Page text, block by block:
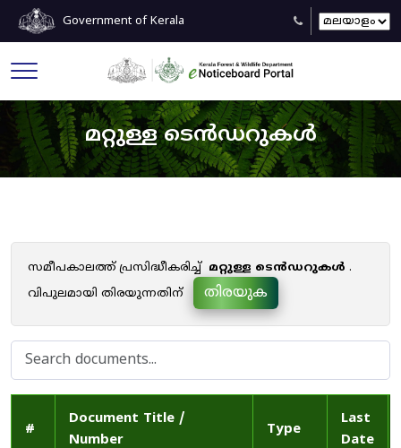
Government of Kerala
മറ്റുള്ള ടെൻഡറുകൾ
സമീപകാലത്ത് പ്രസിദ്ധീകരിച്ച് മറ്റുള്ള ടെൻഡറുകൾ .
വിപുലമായി തിരയുന്നതിന്
തിരയുക
#
Document Title /
Number
Type
Last
Date